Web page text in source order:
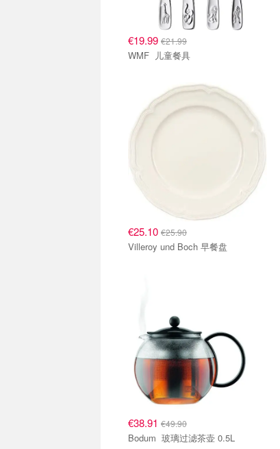
€19.99 €21.99
WMF 儿童餐具
€25.10 €25.90
Villeroy und Boch 早餐盘
€38.91 €49.90
Bodum 玻璃过滤茶壶 0.5L